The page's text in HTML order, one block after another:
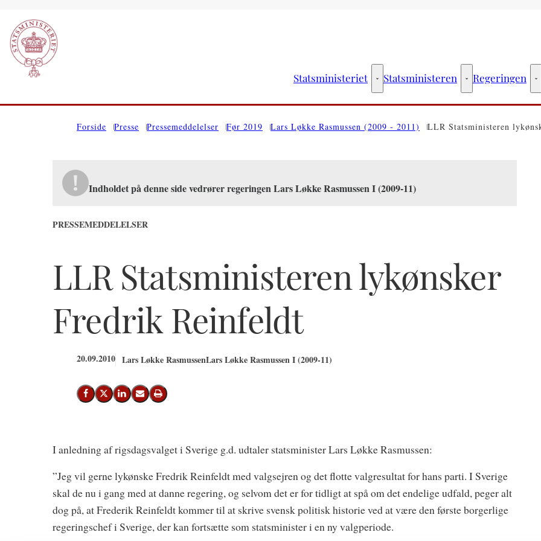
Statsministeriet Statsministeriet - Flere links
Statsministeren Statsministeren -
Regeringen
Forside Presse Pressemeddelelser Før 2019 Lars Løkke Rasmussen (2009 - 2011) LLR Statsministeren
Indholdet på denne side vedrører regeringen Lars Løkke Rasmussen I (2009-11)
PRESSEMEDDELELSER
LLR Statsministeren lykønsker
Fredrik Reinfeldt
20.09.2010 Lars Løkke RasmussenLars Løkke Rasmussen I (2009-11)
Del på Facebook
Del på X (Twitter)
Del på LinkedIn
Send email
Print
I anledning af rigsdagsvalget i Sverige g.d. udtaler statsminister Lars Løkke Rasmussen:
”Jeg vil gerne lykønske Fredrik Reinfeldt med valgsejren og det flotte valgresultat for hans parti. I Sverige
skal de nu i gang med at danne regering, og selvom det er for tidligt at spå om det endelige udfald, peger alt
dog på, at Frederik Reinfeldt kommer til at skrive svensk politisk historie ved at være den første borgerlige
regeringschef i Sverige, der kan fortsætte som statsminister i en ny valgperiode.